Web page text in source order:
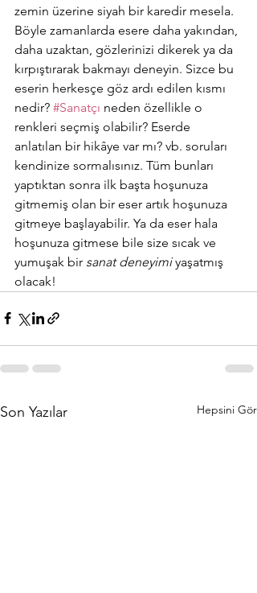
zemin üzerine siyah bir karedir mesela.
Böyle zamanlarda esere daha yakından,
daha uzaktan, gözlerinizi dikerek ya da
kırpıştırarak bakmayı deneyin. Sizce bu
eserin herkesçe göz ardı edilen kısmı
nedir? #Sanatçı neden özellikle o
renkleri seçmiş olabilir? Eserde
anlatılan bir hikâye var mı? vb. soruları
kendinize sormalısınız. Tüm bunları
yaptıktan sonra ilk başta hoşunuza
gitmemiş olan bir eser artık hoşunuza
gitmeye başlayabilir. Ya da eser hala
hoşunuza gitmese bile size sıcak ve
yumuşak bir sanat deneyimi yaşatmış
olacak!
Son Yazılar Hepsini Gör